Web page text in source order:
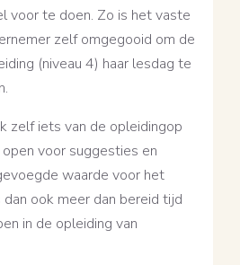
voor te doen. Zo is het vaste
zelf omgegooid om de
(niveau 4) haar lesdag te
zelf iets van de opleidingop
voor suggesties en
waarde voor het
ook meer dan bereid tijd
in de opleiding van